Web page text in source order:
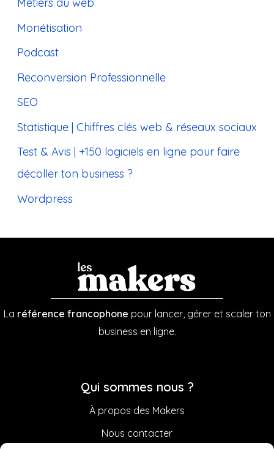
Métiers du web
Monétisation
Podcast
Reconversion Professionnelle
SEO
Statistique | Chiffres clés web & réseaux sociaux
Test & Avis | +150 logiciels en ligne pour faire
décoller ton business ?
Wordpress
La référence francophone pour lancer, gérer et scaler ton
business en ligne.
Qui sommes nous ?
À propos des Makers
Nous contacter